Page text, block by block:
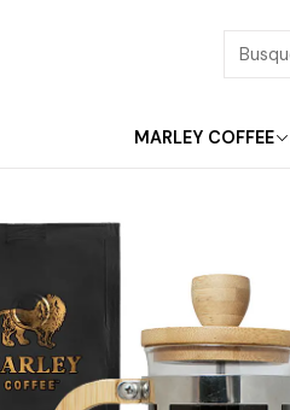
MARLEY COFFEE